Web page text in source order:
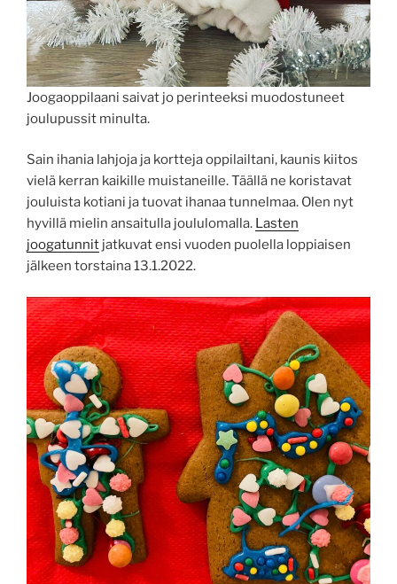
Joogaoppilaani saivat jo perinteeksi muodostuneet
joulupussit minulta.
Sain ihania lahjoja ja kortteja oppilailtani, kaunis kiitos
vielä kerran kaikille muistaneille. Täällä ne koristavat
jouluista kotiani ja tuovat ihanaa tunnelmaa. Olen nyt
hyvillä mielin ansaitulla joululomalla. Lasten
joogatunnit jatkuvat ensi vuoden puolella loppiaisen
jälkeen torstaina 13.1.2022.